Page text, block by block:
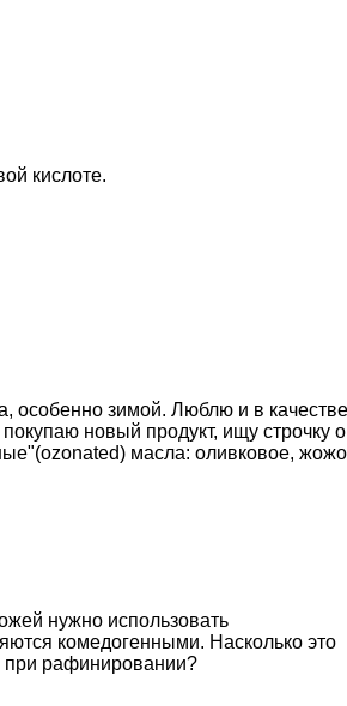
кислоте.
особенно зимой. Люблю и в качестве
новый продукт, ищу строчку о
масла: оливковое,
нужно использовать
комедогенными. Насколько это
при рафинировании?